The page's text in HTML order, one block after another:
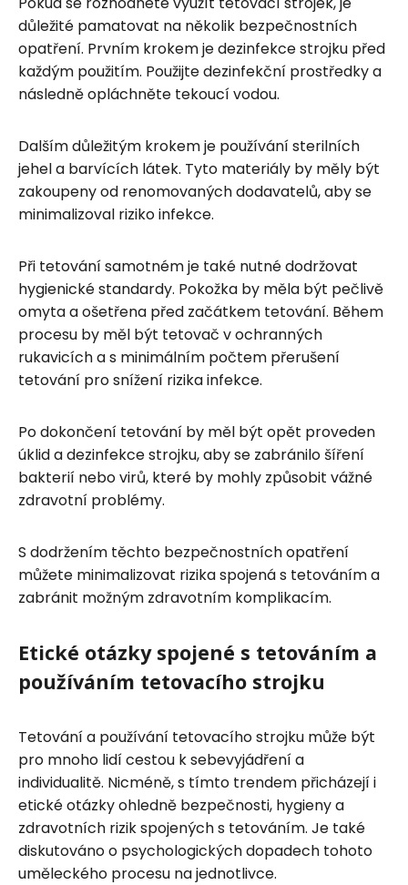
důležité pamatovat na několik bezpečnostních
opatření. Prvním krokem je dezinfekce strojku před
každým použitím. Použijte dezinfekční prostředky a
následně opláchněte tekoucí vodou.
Dalším důležitým krokem je používání sterilních
jehel a barvících látek. Tyto materiály by měly být
zakoupeny od renomovaných dodavatelů, aby se
minimalizoval riziko infekce.
Při tetování samotném je také nutné dodržovat
hygienické standardy. Pokožka by měla být pečlivě
omyta a ošetřena před začátkem tetování. Během
procesu by měl být tetovač v ochranných
rukavicích a s minimálním počtem přerušení
tetování pro snížení rizika infekce.
Po dokončení tetování by měl být opět proveden
úklid a dezinfekce strojku, aby se zabránilo šíření
bakterií nebo virů, které by mohly způsobit vážné
zdravotní problémy.
S dodržením těchto bezpečnostních opatření
můžete minimalizovat rizika spojená s tetováním a
zabránit možným zdravotním komplikacím.
Etické otázky spojené s tetováním a
používáním tetovacího strojku
Tetování a používání tetovacího strojku může být
pro mnoho lidí cestou k sebevyjádření a
individualitě. Nicméně, s tímto trendem přicházejí i
etické otázky ohledně bezpečnosti, hygieny a
zdravotních rizik spojených s tetováním. Je také
diskutováno o psychologických dopadech tohoto
uměleckého procesu na jednotlivce.